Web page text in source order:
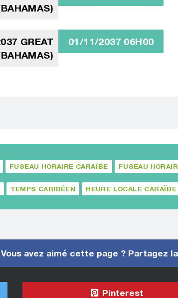
GREAT
01/11/2037 06H00
FUSEAU HORAIRE CARAÏBE FUSEAU
TEMPS CARIBÉEN HEURE LOCALE CARAÏBE
Vous avez aimé cette page ? Partagez
Pinterest